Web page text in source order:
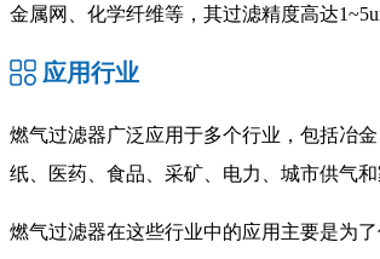
金属网、化学纤维等，其过滤精度高达
应用行业
燃气过滤器广泛应用于多个行业，包括冶
纸、医药、食品、采矿、电力、城市供气和
燃气过滤器在这些行业中的应用主要是为